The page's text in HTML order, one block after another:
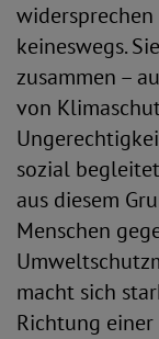
keineswegs.
zusammen –
von
sozial
aus diesem
Menschen
macht sich
Richtung